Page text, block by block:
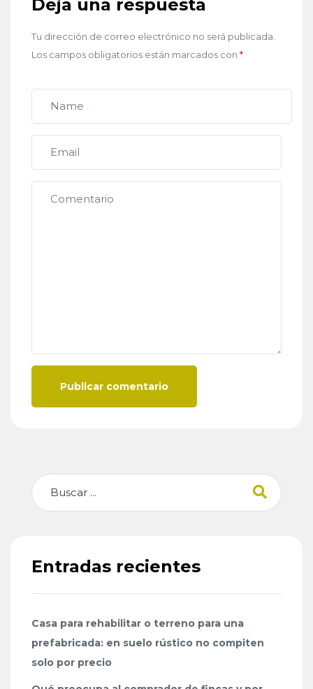
Deja una respuesta
Tu dirección de correo electrónico no será publicada.
Los campos obligatorios están marcados con *
Publicar comentario
Buscar
Entradas recientes
Casa para rehabilitar o terreno para una
prefabricada: en suelo rústico no compiten
solo por precio